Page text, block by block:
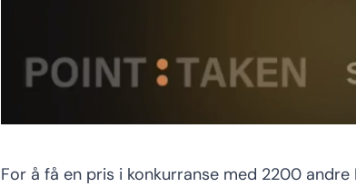
For å få en pris i konkurranse med 2200